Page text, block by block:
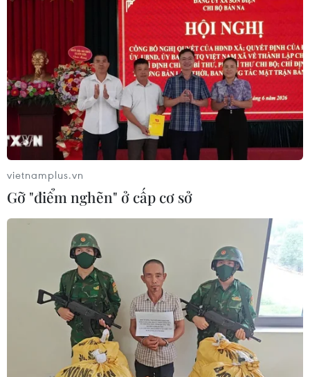
Bản Lồng - nơi văn hóa Mông hòa
nhịp cùng du lịch cộng đồng giữa
cổng trời Pha Đin
07/08/2026 08:31
Báo Argentina nói ngành vật liệu
công nghệ cao Việt Nam "hút" đầu tư
nước ngoài
động, tích cực của Việt Nam trong
04/08/2026 14:09
Quảng Ninh lên tiếng về thông tin
toàn tỉnh đồng loạt treo cờ Tổ quốc
04/08/2026 13:37
vietnamplus.vn
Gỡ "điểm nghẽn" ở cấp cơ sở